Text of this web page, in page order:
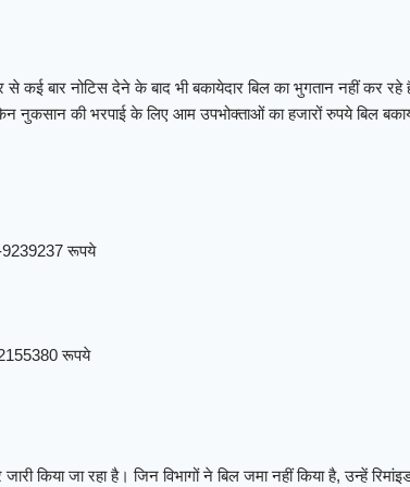
कई बार नोटिस देने के बाद भी बकायेदार बिल का भुगतान नहीं कर रहे
नुकसान की भरपाई के लिए आम उपभोक्ताओं का हजारों रुपये बिल
9239237 रूपये
2155380 रूपये
किया जा रहा है। जिन विभागों ने बिल जमा नहीं किया है, उन्हें